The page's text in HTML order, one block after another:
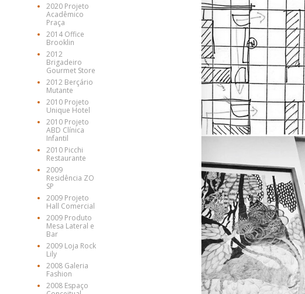
2020 Projeto
Acadêmico
Praça
2014 Office
Brooklin
2012
Brigadeiro
Gourmet Store
2012 Berçário
Mutante
2010 Projeto
Unique Hotel
2010 Projeto
ABD Clínica
Infantil
2010 Picchi
Restaurante
2009
Residência ZO
SP
2009 Projeto
Hall Comercial
2009 Produto
Mesa Lateral e
Bar
2009 Loja Rock
Lily
2008 Galeria
Fashion
2008 Espaço